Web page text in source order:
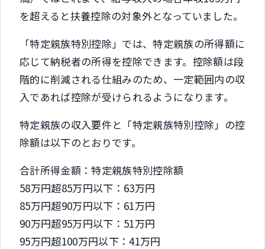
を超えると扶養控除の対象外となっていました。
「特定親族特別控除」では、特定親族の所得額に
応じて納税者の所得を控除できます。控除額は段
階的に削減される仕組みのため、一定範囲内の収
入であれば控除が受けられるようになります。
特定親族の収入要件と「特定親族特別控除」の控
除額は以下のとおりです。
合計所得金額：特定親族特別控除額
58万円超85万円以下：63万円
85万円超90万円以下：61万円
90万円超95万円以下：51万円
95万円超100万円以下：41万円